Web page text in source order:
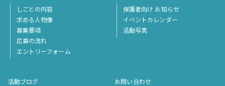
しごとの内容
求める人物像
募集要項
応募の流れ
エントリーフォーム
保護者向け お知らせ
イベントカレンダー
活動写真
活動ブログ お問い合わせ